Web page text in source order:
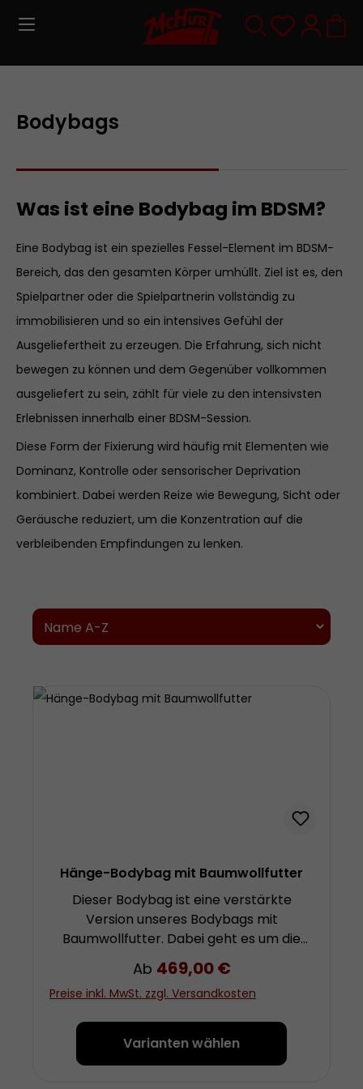
Zum Hauptinhalt springen Du hast
Bodybags
Was ist eine Bodybag im BDSM?
Eine Bodybag ist ein spezielles Fessel-Element im BDSM-
Bereich, das den gesamten Körper umhüllt. Ziel ist es, den
Spielpartner oder die Spielpartnerin vollständig zu
immobilisieren und so ein intensives Gefühl der
Ausgeliefertheit zu erzeugen. Die Erfahrung, sich nicht
bewegen zu können und dem Gegenüber vollkommen
ausgeliefert zu sein, zählt für viele zu den intensivsten
Erlebnissen innerhalb einer BDSM-Session.
Diese Form der Fixierung wird häufig mit Elementen wie
Dominanz, Kontrolle oder sensorischer Deprivation
kombiniert. Dabei werden Reize wie Bewegung, Sicht oder
Geräusche reduziert, um die Konzentration auf die
verbleibenden Empfindungen zu lenken.
Hänge-Bodybag mit Baumwollfutter
Dieser Bodybag ist eine verstärkte
Version unseres Bodybags mit
Baumwollfutter. Dabei geht es um die
Möglichkeit, eine Person stehend oder
liegend in dem Bodybag aufhängen zu
können. Zu diesem Zweck haben wir
unter den seitlichen D-Ringen von der
linken Schulter unter den Füßen hindurch
Regulärer Preis:
Ab 469,00 €
Preise inkl. MwSt. zzgl. Versandkosten
Varianten wählen